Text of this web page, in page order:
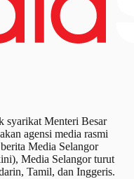
syarikat Menteri Besar
agensi media rasmi
Media Selangor
Media Selangor turut
Tamil, dan Inggeris.